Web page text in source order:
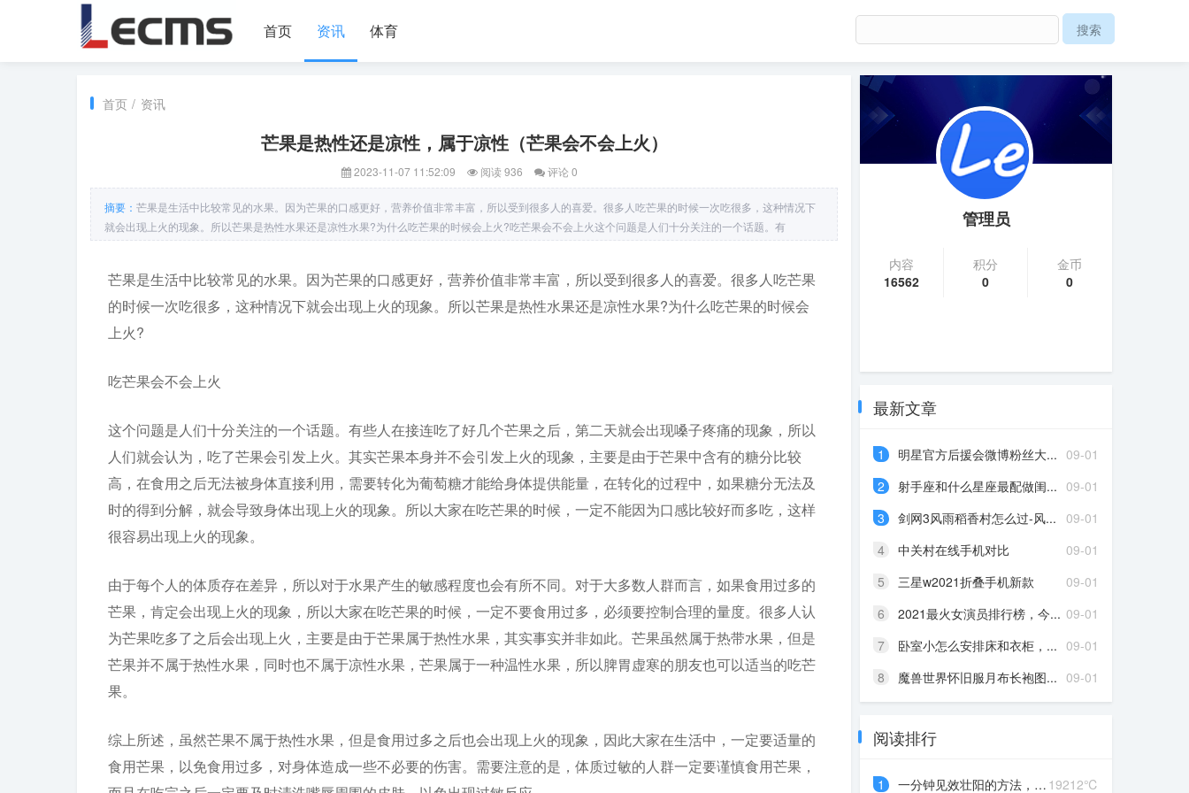
首页 资讯 体育
首页 / 资讯
芒果是热性还是凉性，属于凉性（芒果会不会上火）
2023-11-07 11:52:09 阅读 936 评论 0
摘要： 芒果是生活中比较常见的水果。因为芒果的口感更好，营养价值非常丰富，所以受到很多人的喜爱。很多人吃芒果的时候一次吃很多，这种情况下
就会出现上火的现象。所以芒果是热性水果还是凉性水果?为什么吃芒果的时候会上火?吃芒果会不会上火这个问题是人们十分关注的一个话题。有
芒果是生活中比较常见的水果。因为芒果的口感更好，营养价值非常丰富，所以受到很多人的喜爱。很多人吃芒果
的时候一次吃很多，这种情况下就会出现上火的现象。所以芒果是热性水果还是凉性水果?为什么吃芒果的时候会
上火?
吃芒果会不会上火
这个问题是人们十分关注的一个话题。有些人在接连吃了好几个芒果之后，第二天就会出现嗓子疼痛的现象，所以
人们就会认为，吃了芒果会引发上火。其实芒果本身并不会引发上火的现象，主要是由于芒果中含有的糖分比较
高，在食用之后无法被身体直接利用，需要转化为葡萄糖才能给身体提供能量，在转化的过程中，如果糖分无法及
时的得到分解，就会导致身体出现上火的现象。所以大家在吃芒果的时候，一定不能因为口感比较好而多吃，这样
很容易出现上火的现象。
由于每个人的体质存在差异，所以对于水果产生的敏感程度也会有所不同。对于大多数人群而言，如果食用过多的
芒果，肯定会出现上火的现象，所以大家在吃芒果的时候，一定不要食用过多，必须要控制合理的量度。很多人认
为芒果吃多了之后会出现上火，主要是由于芒果属于热性水果，其实事实并非如此。芒果虽然属于热带水果，但是
芒果并不属于热性水果，同时也不属于凉性水果，芒果属于一种温性水果，所以脾胃虚寒的朋友也可以适当的吃芒
果。
综上所述，虽然芒果不属于热性水果，但是食用过多之后也会出现上火的现象，因此大家在生活中，一定要适量的
食用芒果，以免食用过多，对身体造成一些不必要的伤害。需要注意的是，体质过敏的人群一定要谨慎食用芒果，
管理员
内容
16562
积分
0
金币
0
最新文章
09-01
1
明星官方后援会微博粉丝大...
09-01
2
射手座和什么星座最配做闺...
09-01
3
剑网3风雨稻香村怎么过-风...
09-01
4
中关村在线手机对比
09-01
5
三星w2021折叠手机新款
09-01
6
2021最火女演员排行榜，今...
09-01
7
卧室小怎么安排床和衣柜，...
09-01
8 魔兽世界怀旧服月布长袍图...
阅读排行
19212℃
1 一分钟见效壮阳的方法，“...